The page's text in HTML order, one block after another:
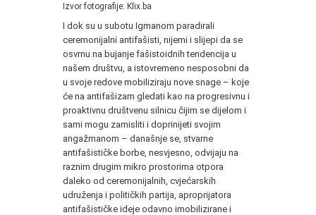
Izvor fotografije: Klix.ba
I dok su u subotu Igmanom paradirali
ceremonijalni antifašisti, nijemi i slijepi da se
osvrnu na bujanje fašistoidnih tendencija u
našem društvu, a istovremeno nesposobni da
u svoje redove mobiliziraju nove snage – koje
će na antifašizam gledati kao na progresivnu i
proaktivnu društvenu silnicu čijim se dijelom i
sami mogu zamisliti i doprinijeti svojim
angažmanom – današnje se, stvarne
antifašističke borbe, nesvjesno, odvijaju na
raznim drugim mikro prostorima otpora
daleko od ceremonijalnih, cvjećarskih
udruženja i političkih partija, aproprijatora
antifašističke ideje odavno imobilizirane i